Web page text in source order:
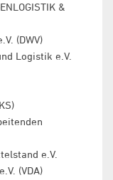
&
(DWV)
Logistik e.V.
e.V.
(VDA)